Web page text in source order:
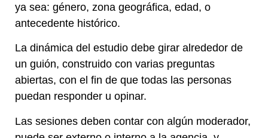
ya sea: género, zona geográfica, edad, o
antecedente histórico.
La dinámica del estudio debe girar alrededor de
un guión, construido con varias preguntas
abiertas, con el fin de que todas las personas
puedan responder u opinar.
Las sesiones deben contar con algún moderador,